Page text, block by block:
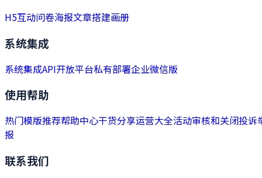
H5互动问卷海报文章搭建画册
系统集成
系统集成API开放平台私有部署企业微信版
使用帮助
热门模版推荐帮助中心干货分享运营大全活动审核和关闭投诉
报
联系我们